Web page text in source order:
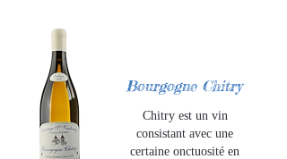
Bourgogne Chitry
Chitry est un vin
consistant avec une
certaine onctuosité en